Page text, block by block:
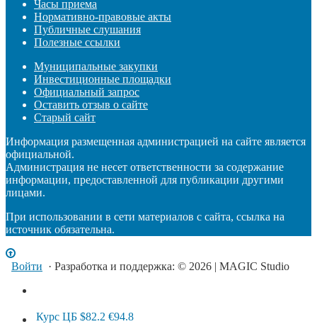
Часы приема
Нормативно-правовые акты
Публичные слушания
Полезные ссылки
Муниципальные закупки
Инвестиционные площадки
Официальный запрос
Оставить отзыв о сайте
Старый сайт
Информация размещенная администрацией на сайте является
официальной.
Администрация не несет ответственности за содержание
информации, предоставленной для публикации другими
лицами.
При использовании в сети материалов с сайта, ссылка на
источник обязательна.
Войти · Разработка и поддержка: © 2026 | MAGIC Studio
Курс ЦБ $82.2 €94.8